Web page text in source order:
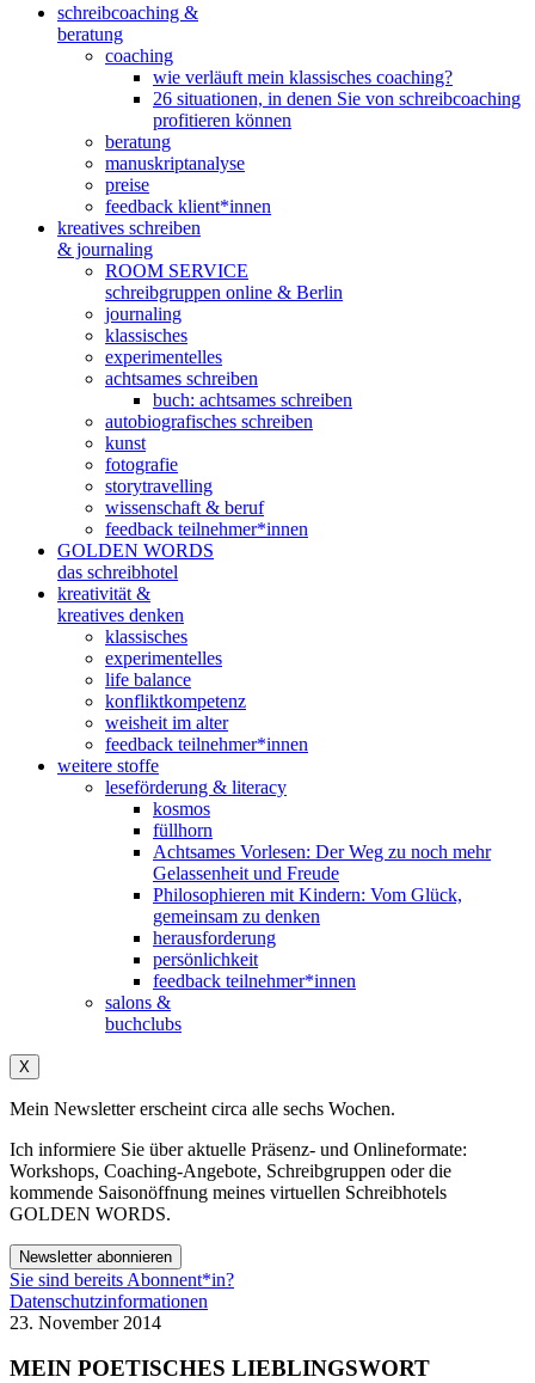
schreibcoaching &
beratung
coaching
wie verläuft mein klassisches coaching?
26 situationen, in denen Sie von schreibcoaching
profitieren können
beratung
manuskriptanalyse
preise
feedback klient*innen
kreatives schreiben
& journaling
ROOM SERVICE
schreibgruppen online & Berlin
journaling
klassisches
experimentelles
achtsames schreiben
buch: achtsames schreiben
autobiografisches schreiben
kunst
fotografie
storytravelling
wissenschaft & beruf
feedback teilnehmer*innen
GOLDEN WORDS
das schreibhotel
kreativität &
kreatives denken
klassisches
experimentelles
life balance
konfliktkompetenz
weisheit im alter
feedback teilnehmer*innen
weitere stoffe
leseförderung & literacy
kosmos
füllhorn
Achtsames Vorlesen: Der Weg zu noch mehr
Gelassenheit und Freude
Philosophieren mit Kindern: Vom Glück,
gemeinsam zu denken
herausforderung
persönlichkeit
feedback teilnehmer*innen
salons &
buchclubs
X
Mein Newsletter erscheint circa alle sechs Wochen.
Ich informiere Sie über aktuelle Präsenz- und Onlineformate:
Workshops, Coaching-Angebote, Schreibgruppen oder die
kommende Saisonöffnung meines virtuellen Schreibhotels
GOLDEN WORDS.
Newsletter abonnieren
Sie sind bereits Abonnent*in?
Datenschutzinformationen
23. November 2014
MEIN POETISCHES LIEBLINGSWORT